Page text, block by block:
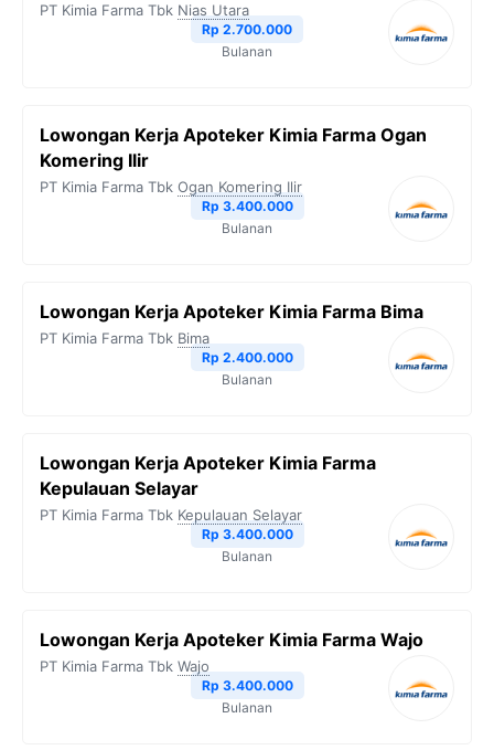
PT Kimia Farma Tbk Nias Utara
Rp 2.700.000
Bulanan
Lowongan Kerja Apoteker Kimia Farma Ogan
Komering Ilir
PT Kimia Farma Tbk Ogan Komering Ilir
Rp 3.400.000
Bulanan
Lowongan Kerja Apoteker Kimia Farma Bima
PT Kimia Farma Tbk Bima
Rp 2.400.000
Bulanan
Lowongan Kerja Apoteker Kimia Farma
Kepulauan Selayar
PT Kimia Farma Tbk Kepulauan Selayar
Rp 3.400.000
Bulanan
Lowongan Kerja Apoteker Kimia Farma Wajo
PT Kimia Farma Tbk Wajo
Rp 3.400.000
Bulanan